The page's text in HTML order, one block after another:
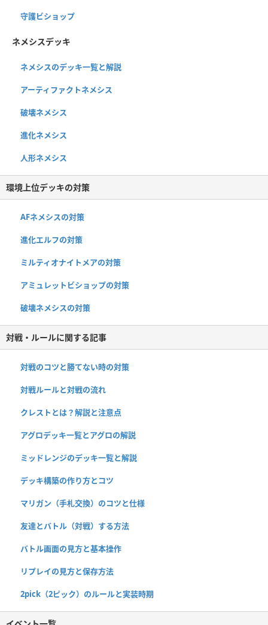
守護ビショップ
ネメシスデッキ
ネメシスのデッキ一覧と解説
アーティファクトネメシス
破壊ネメシス
進化ネメシス
人形ネメシス
環境上位デッキの対策
AFネメシスの対策
進化エルフの対策
ミルティオナイトメアの対策
アミュレットビショップの対策
破壊ネメシスの対策
対戦・ルールに関する記事
対戦のコツと勝てない時の対策
対戦ルールと対戦の流れ
クレストとは？解説と注意点
アグロデッキ一覧とアグロの解説
ミッドレンジのデッキ一覧と解説
デッキ構築の作り方とコツ
マリガン（手札交換）のコツと仕様
友達とバトル（対戦）する方法
バトル画面の見方と基本操作
リプレイの見方と保存方法
2pick（2ピック）のルールと実装時期